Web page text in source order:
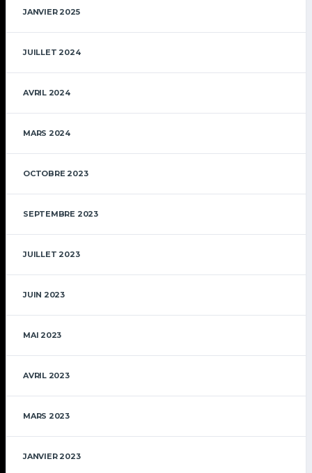
JANVIER 2025
JUILLET 2024
AVRIL 2024
MARS 2024
OCTOBRE 2023
SEPTEMBRE 2023
JUILLET 2023
JUIN 2023
MAI 2023
AVRIL 2023
MARS 2023
JANVIER 2023